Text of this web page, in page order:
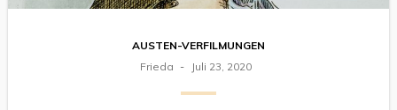
AUSTEN-VERFILMUNGEN
Frieda
Juli 23, 2020